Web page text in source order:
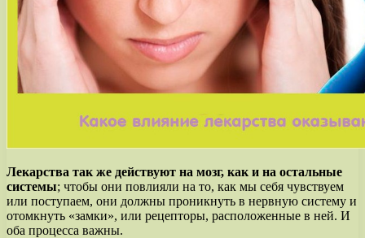
Лекарства так же действуют на мозг, как и на остальные
системы; чтобы они повлияли на то, как мы себя чувствуем
или поступаем, они должны проникнуть в нервную систему и
отомкнуть «замки», или рецепторы, расположенные в ней. И
оба процесса важны.